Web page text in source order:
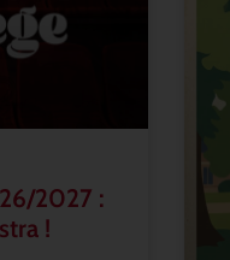
2027 :
!